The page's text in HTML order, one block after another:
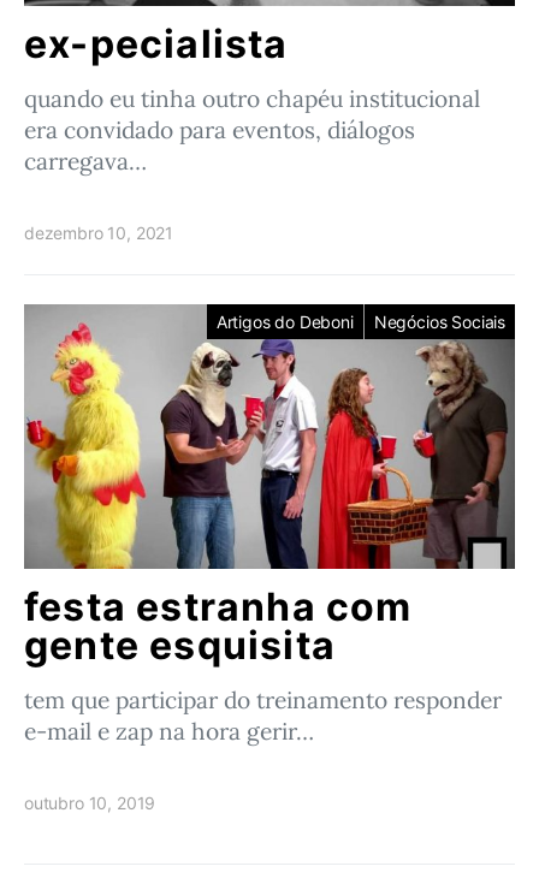
ex-pecialista
quando eu tinha outro chapéu institucional
era convidado para eventos, diálogos
carregava…
dezembro 10, 2021
Artigos do Deboni Negócios Sociais
festa estranha com
gente esquisita
tem que participar do treinamento responder
e-mail e zap na hora gerir…
outubro 10, 2019